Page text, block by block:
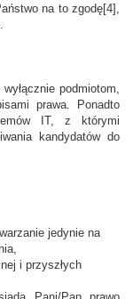
na to zgodę[4],
podmiotom,
prawa. Ponadto
IT, z którymi
kandydatów do
jedynie na
i przyszłych